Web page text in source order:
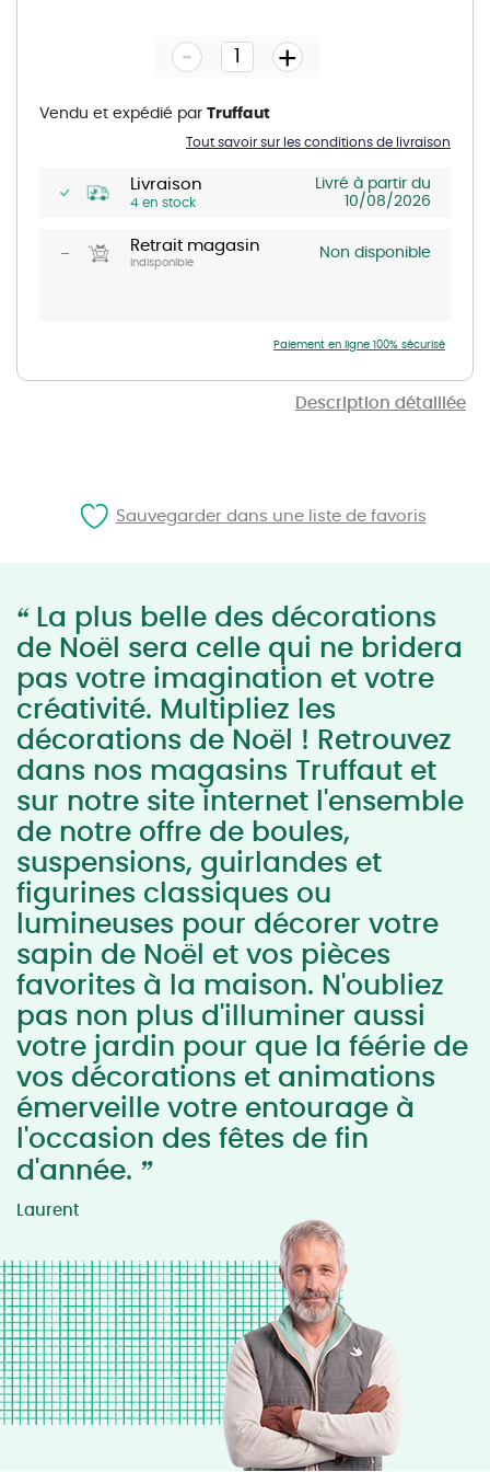
Description détaillée
gallery
Livraison
4 en stock
Livré à partir du
10/08/2026
Retrait magasin
Indisponible
Non disponible
- +
Tout savoir sur les conditions de livraison
Vendu et expédié par Truffaut
Paiement en ligne 100% sécurisé
“ La plus belle des décorations
de Noël sera celle qui ne bridera
pas votre imagination et votre
créativité. Multipliez les
décorations de Noël ! Retrouvez
dans nos magasins Truffaut et
sur notre site internet l'ensemble
de notre offre de boules,
suspensions, guirlandes et
figurines classiques ou
lumineuses pour décorer votre
sapin de Noël et vos pièces
favorites à la maison. N'oubliez
pas non plus d'illuminer aussi
votre jardin pour que la féérie de
vos décorations et animations
émerveille votre entourage à
l'occasion des fêtes de fin
d'année. ”
Laurent
Sauvegarder dans une liste de favoris